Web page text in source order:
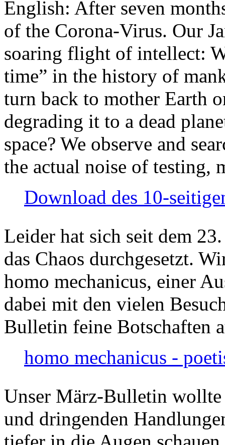
English: After seven
of the Corona-Virus. Our
soaring flight of intellect:
time” in the history of
turn back to mother Earth
degrading it to a dead
space? We observe and
the actual noise of testing,
Download des 10-
Leider hat sich seit dem
das Chaos durchgesetzt.
homo mechanicus, einer
dabei mit den vielen
Bulletin feine Botschaften
homo mechanicus -
Unser März-Bulletin
und dringenden